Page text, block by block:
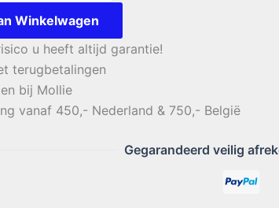
Winkelwagen
u heeft altijd garantie!
terugbetalingen
bij Mollie
vanaf 450,- Nederland & 750,- België
Gegarandeerd veilig